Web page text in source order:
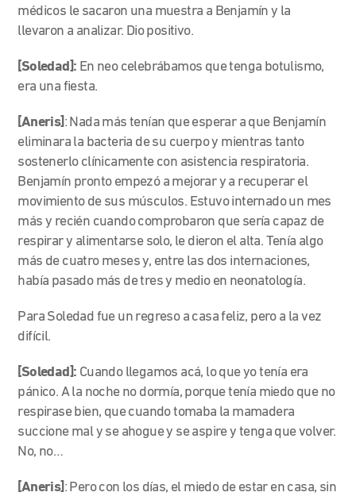
médicos le sacaron una muestra a Benjamín y la
llevaron a analizar. Dio positivo.
[Soledad]: En neo celebrábamos que tenga botulismo,
era una fiesta.
[Aneris] : Nada más tenían que esperar a que Benjamín
eliminara la bacteria de su cuerpo y mientras tanto
sostenerlo clínicamente con asistencia respiratoria.
Benjamín pronto empezó a mejorar y a recuperar el
movimiento de sus músculos. Estuvo internado un mes
más y recién cuando comprobaron que sería capaz de
respirar y alimentarse solo, le dieron el alta. Tenía algo
más de cuatro meses y, entre las dos internaciones,
había pasado más de tres y medio en neonatología.
Para Soledad fue un regreso a casa feliz, pero a la vez
difícil.
[Soledad]: Cuando llegamos acá, lo que yo tenía era
pánico. A la noche no dormía, porque tenía miedo que no
respirase bien, que cuando tomaba la mamadera
succione mal y se ahogue y se aspire y tenga que volver.
No, no…
[Aneris] : Pero con los días, el miedo de estar en casa, sin